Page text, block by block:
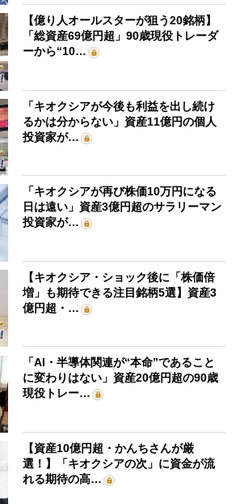
【億り人オールスターが狙う20銘柄】
「総資産69億円超」90歳現役トレーダ
ーから“10…
「キオクシアが今後も利益を出し続け
るかは分からない」資産11億円の個人
投資家が…
「キオクシアが再び株価10万円になる
日は遠い」資産3億円超のサラリーマン
投資家が…
【キオクシア・ショック後に「株価倍
増」も期待できる注目銘柄5選】資産3
億円超・…
「AI・半導体関連が“本命”であること
に変わりはない」資産20億円超の90歳
現役トレー…
【資産10億円超・かんちさんが厳
選！】「キオクシアの次」に資金が流
れる期待の高…